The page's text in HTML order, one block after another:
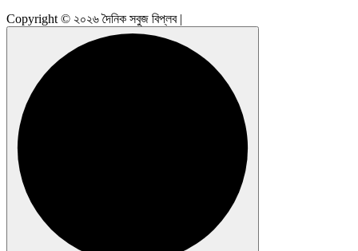
Copyright © ২০২৬ দৈনিক সবুজ বিপ্লব |